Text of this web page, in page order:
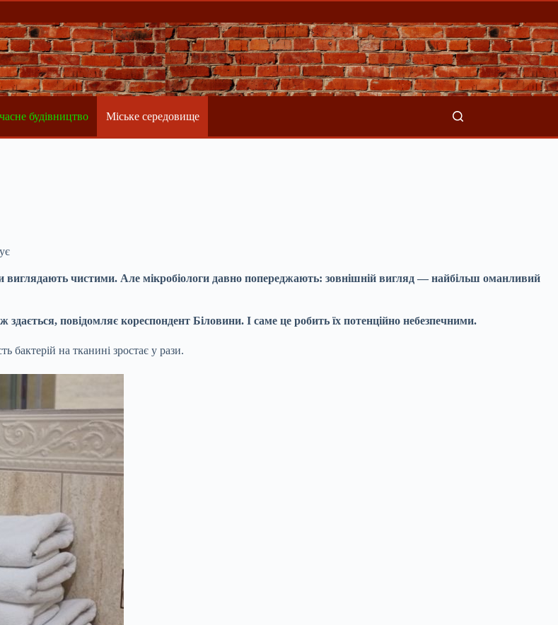
будівництво Міське середовище
чистими. Але мікробіологи давно попереджають: зовнішній вигляд — найбільш оманливий
повідомляє кореспондент Біловини. І саме це робить їх потенційно небезпечними.
бактерій на тканині зростає у рази.